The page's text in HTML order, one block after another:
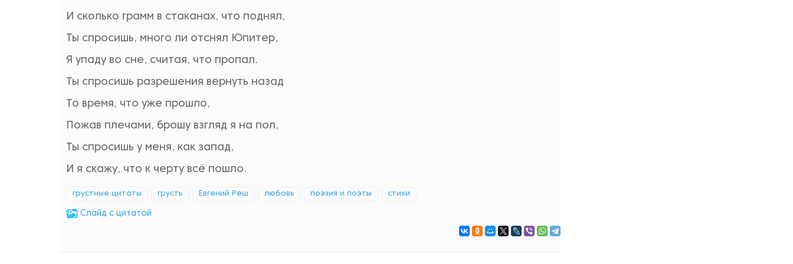
И сколько грамм в стаканах, что поднял,
Ты спросишь, много ли отснял Юпитер,
Я упаду во сне, считая, что пропал.
Ты спросишь разрешения вернуть назад
То время, что уже прошло,
Пожав плечами, брошу взгляд я на пол,
Ты спросишь у меня, как запад,
И я скажу, что к черту всё пошло.
грустные цитаты грусть Евгений Реш любовь поэзия и поэты стихи
Cлайд с цитатой